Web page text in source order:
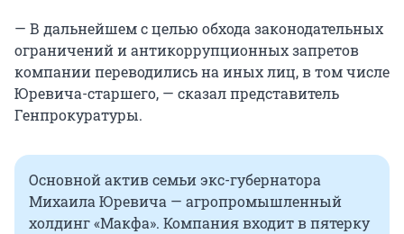
— В дальнейшем с целью обхода законодательных
ограничений и антикоррупционных запретов
компании переводились на иных лиц, в том числе
Юревича-старшего, — сказал представитель
Генпрокуратуры.
Основной актив семьи экс-губернатора
Михаила Юревича — агропромышленный
холдинг «Макфа». Компания входит в пятерку